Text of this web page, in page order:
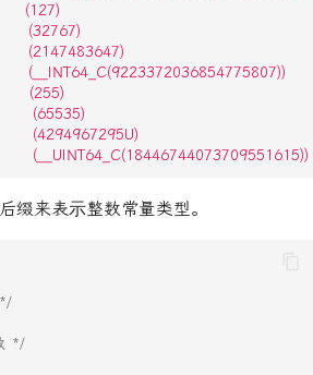
字符
(127)
(32767)
(2147483647)
(__INT64_C(9223372036854775807))
(255)
(65535)
(4294967295U)
(__UINT64_C(18446744073709551615))
缀来表⽰整数常量类型。
*/